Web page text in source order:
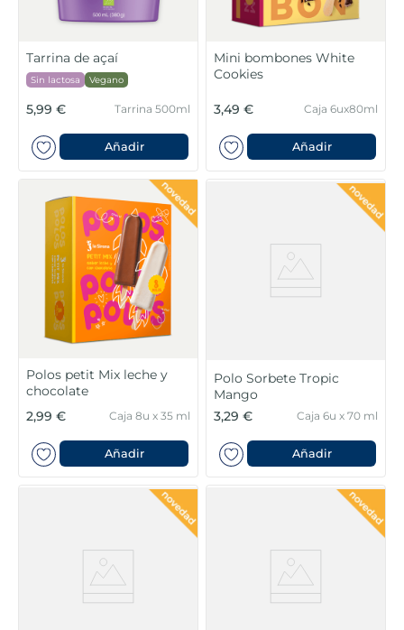
Tarrina de açaí
Sin lactosa Vegano
5,99 € Tarrina 500ml
Añadir
Mini bombones White
Cookies
3,49 € Caja 6ux80ml
Añadir
Polos petit Mix leche y
chocolate
2,99 €
Caja 8u x 35 ml
Añadir
Polo Sorbete Tropic
Mango
3,29 €
Caja 6u x 70 ml
Añadir